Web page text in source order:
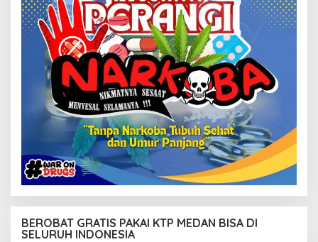
BEROBAT GRATIS PAKAI KTP MEDAN BISA DI
SELURUH INDONESIA